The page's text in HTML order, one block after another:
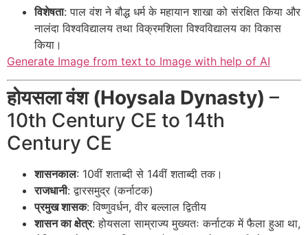
विशेषता: पाल वंश ने बौद्ध धर्म के महायान शाखा को संरक्षित किया और
नालंदा विश्वविद्यालय तथा विक्रमशिला विश्वविद्यालय का विकास
किया।
Generate Image from text to Image with help of AI
होयसला वंश (Hoysala Dynasty) –
10th Century CE to 14th
Century CE
शासनकाल: 10वीं शताब्दी से 14वीं शताब्दी तक।
राजधानी: द्वारसमुद्र (कर्नाटक)
प्रमुख शासक: विष्णुवर्धन, वीर बल्लाल द्वितीय
शासन का क्षेत्र: होयसला साम्राज्य मुख्यतः कर्नाटक में फैला हुआ था,